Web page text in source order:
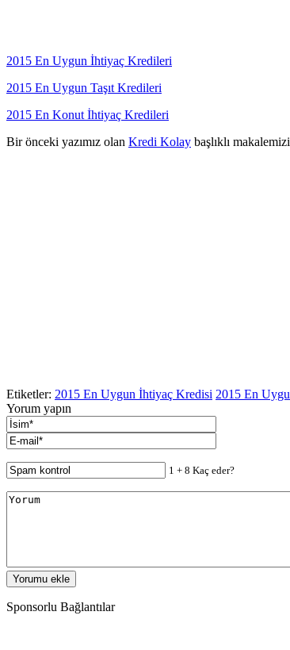
2015 En Uygun İhtiyaç Kredileri
2015 En Uygun Taşıt Kredileri
2015 En Konut İhtiyaç Kredileri
Bir önceki yazımız olan Kredi Kolay başlıklı
Etiketler: 2015 En Uygun İhtiyaç Kredisi 2015 En
Yorum yapın
1 + 8 Kaç eder?
Sponsorlu Bağlantılar